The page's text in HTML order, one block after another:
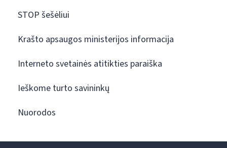
STOP šešėliui
Krašto apsaugos ministerijos informacija
Interneto svetainės atitikties paraiška
Ieškome turto savininkų
Nuorodos